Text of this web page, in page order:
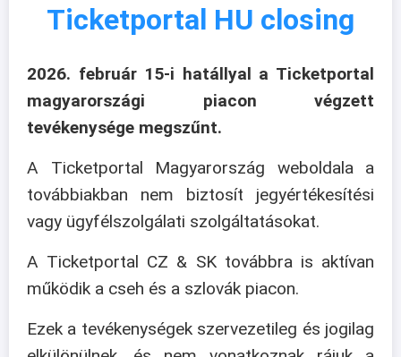
Ticketportal HU closing
2026. február 15-i hatállyal a Ticketportal
magyarországi piacon végzett
tevékenysége megszűnt.
A Ticketportal Magyarország weboldala a
továbbiakban nem biztosít jegyértékesítési
vagy ügyfélszolgálati szolgáltatásokat.
A Ticketportal CZ & SK továbbra is aktívan
működik a cseh és a szlovák piacon.
Ezek a tevékenységek szervezetileg és jogilag